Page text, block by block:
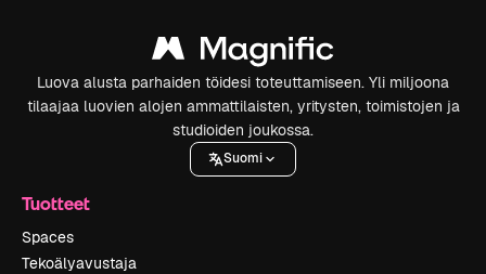
Luova alusta parhaiden töidesi toteuttamiseen. Yli miljoona
tilaajaa luovien alojen ammattilaisten, yritysten, toimistojen ja
studioiden joukossa.
Suomi
Tuotteet
Spaces
Tekoälyavustaja